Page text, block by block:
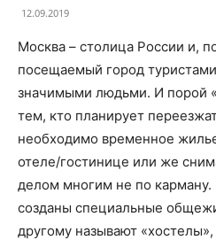
12.09.2019
Москва – столица России и,
посещаемый город
значимыми людьми. И порой
тем, кто планирует
необходимо временное
отеле/гостинице или же
делом многим не по
созданы специальные
другому называют